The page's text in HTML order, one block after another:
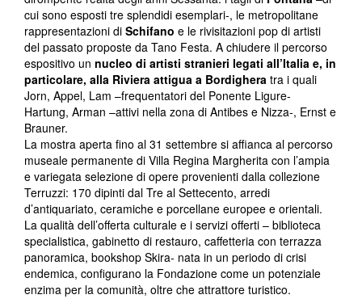
cui sono esposti tre splendidi esemplari-, le metropolitane
rappresentazioni di Schifano e le rivisitazioni pop di artisti
del passato proposte da Tano Festa. A chiudere il percorso
espositivo un nucleo di artisti stranieri legati all’Italia e, in
particolare, alla Riviera attigua a Bordighera tra i quali
Jorn, Appel, Lam –frequentatori del Ponente Ligure-
Hartung, Arman –attivi nella zona di Antibes e Nizza-, Ernst e
Brauner.
La mostra aperta fino al 31 settembre si affianca al percorso
museale permanente di Villa Regina Margherita con l’ampia
e variegata selezione di opere provenienti dalla collezione
Terruzzi: 170 dipinti dal Tre al Settecento, arredi
d’antiquariato, ceramiche e porcellane europee e orientali.
La qualità dell’offerta culturale e i servizi offerti – biblioteca
specialistica, gabinetto di restauro, caffetteria con terrazza
panoramica, bookshop Skira- nata in un periodo di crisi
endemica, configurano la Fondazione come un potenziale
enzima per la comunità, oltre che attrattore turistico.